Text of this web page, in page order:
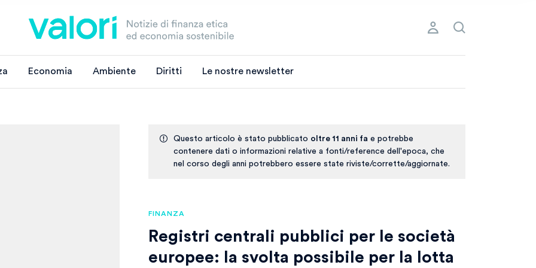
Economia Ambiente Diritti Le nostre newsletter
Questo articolo è stato pubblicato oltre 11 anni fa e potrebbe
contenere dati o informazioni relative a fonti/reference dell'epoca, che
nel corso degli anni potrebbero essere state riviste/corrette/aggiornate.
FINANZA
Registri centrali pubblici per le società
europee: la svolta possibile per la lotta